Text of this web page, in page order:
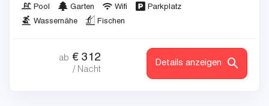
Pool Garten Wifi
Parkplatz
Wassernähe
Fischen
ab € 312
/ Nacht
Details anzeigen